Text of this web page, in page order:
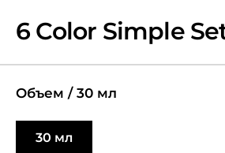
6 Color Simple
Объем / 30 мл
30 мл